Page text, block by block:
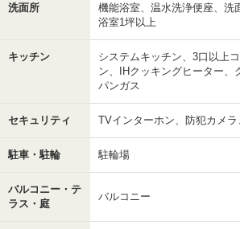
洗面所
機能浴室、温水洗浄便座、洗
浴室1坪以上
キッチン
システムキッチン、3口以上
ン、IHクッキングヒーター、
パンガス
セキュリティ TVインターホン、防犯カメ
駐車・駐輪 駐輪場
バルコニー・テ
ラス・庭
バルコニー